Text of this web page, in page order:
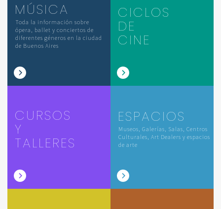
MÚSICA
Toda la información sobre
ópera, ballet y conciertos de
diferentes géneros en la ciudad
de Buenos Aires
CICLOS
DE
CINE
CURSOS
Y
TALLERES
ESPACIOS
Museos, Galerías, Salas, Centros
Culturales, Art Dealers y espacios
de arte